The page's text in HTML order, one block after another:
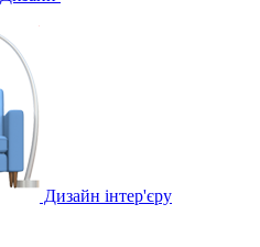
Дизайн інтер'єру